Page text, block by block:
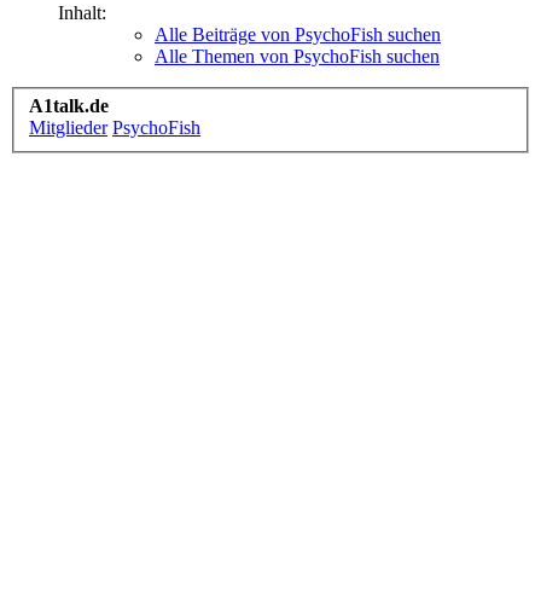
Inhalt:
Alle Beiträge von PsychoFish suchen
Alle Themen von PsychoFish suchen
A1talk.de
Mitglieder PsychoFish